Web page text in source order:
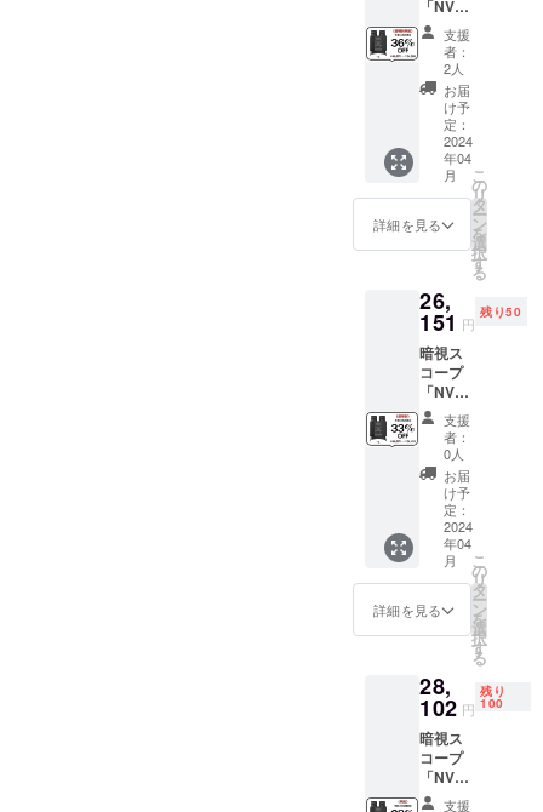
市場への導
入、マーケ
ティング戦
略の計画、
適切なKOLの
選定による
トラフィッ
クの創出、
現地の消費
者特性に合
ネットワー
クの拡大ま
で、GM
Digitalは要件
とリソース
を統合し、
他のサービ
ス企業が提
供できない
高効率かつ
適合性のあ
るサービス
でビジネス
します。
主要な業務
「NV10
80」 ※
一般予
定販売
価格：
￥39,03
1 ※税
込・送
料無料
（日本
国内限
定） ※
保証：
セット
内容 ・
暗視ス
コープ
本体x1
・収納
ポーチ
x1 ・ス
トラッ
プx1 ・
32GB
microS
Dカード
x1 ・ク
リーニ
ングク
ロスx1
プx1 ・
対物レ
キャッ
プ x2 ・
USB
ケーブ
支援
者：
2人
お届
け予
定：
2024
年04
月
詳細を見る
こ
の
リ
タ
ー
ン
を
選
択
す
る
26,
151 円
残り50
暗視ス
コープ
「NV10
80」 ※
一般予
定販売
価格：
￥39,03
1 ※税
込・送
料無料
（日本
国内限
定） ※
保証：
セット
内容 ・
暗視ス
コープ
本体x1
・収納
ポーチ
支援
者：
0人
お届
け予
定：
2024
年04
月
詳細を見る
こ
の
リ
タ
ー
ン
を
選
択
す
る
28,
102 円
残り
100
暗視ス
コープ
「NV10
80」 ※
支援